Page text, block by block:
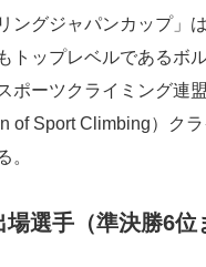
ングジャパンカップ」
トップレベルであるボ
ポーツクライミング連
of Sport Climbing）ク
。
場選手（準決勝6位